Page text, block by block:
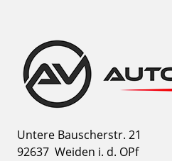
Untere Bauscherstr. 21
92637 Weiden i. d. OPf